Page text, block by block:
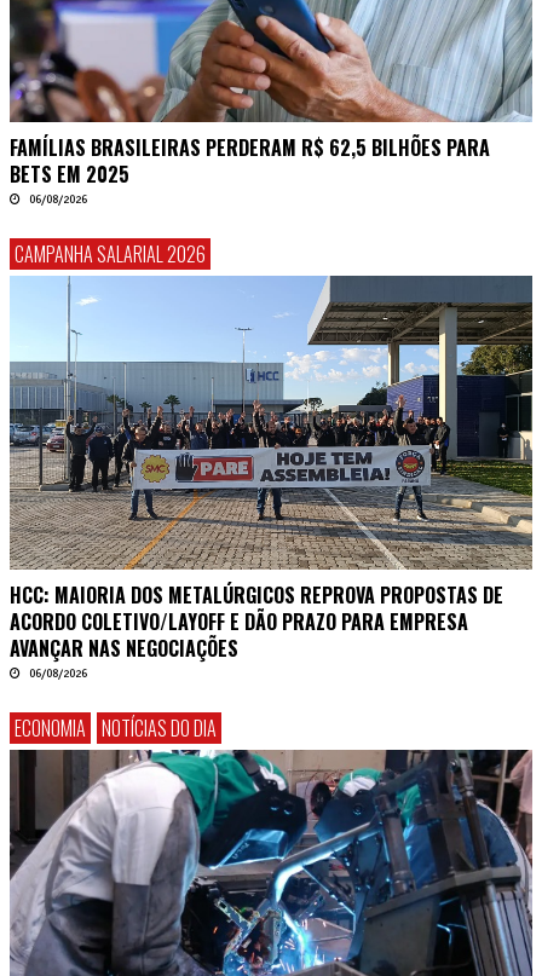
FAMÍLIAS BRASILEIRAS PERDERAM R$ 62,5 BILHÕES PARA
BETS EM 2025
06/08/2026
CAMPANHA SALARIAL 2026
HCC: MAIORIA DOS METALÚRGICOS REPROVA PROPOSTAS DE
ACORDO COLETIVO/LAYOFF E DÃO PRAZO PARA EMPRESA
AVANÇAR NAS NEGOCIAÇÕES
06/08/2026
ECONOMIA NOTÍCIAS DO DIA